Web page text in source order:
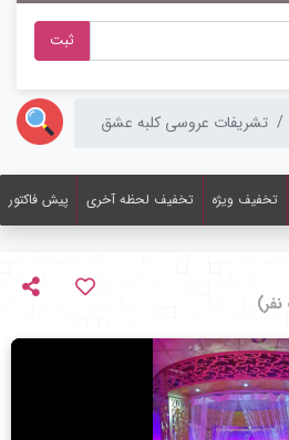
ثبت
تشریفات عروسی کلبه عشق
تخفیف ویژه تخفیف لحظه آخری پیش فاکتور